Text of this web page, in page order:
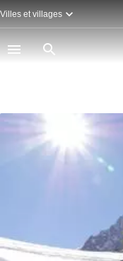
Direkt
zum
Inhalt
Villes et villages